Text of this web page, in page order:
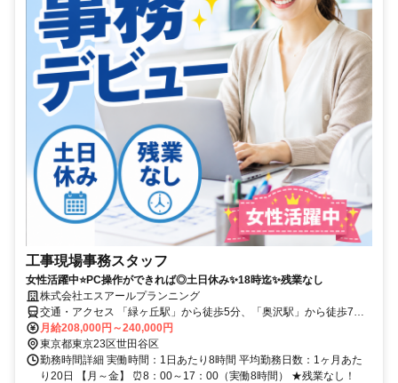
工事現場事務スタッフ
女性活躍中⭐PC操作ができれば◎土日休み✨18時迄✨残業なし
株式会社エスアールプランニング
交通・アクセス 「緑ヶ丘駅」から徒歩5分、「奥沢駅」から徒歩7
分、「自由が丘駅」から徒歩15分
月給208,000円～240,000円
東京都東京23区世田谷区
勤務時間詳細 実働時間：1日あたり8時間 平均勤務日数：1ヶ月あた
り20日 【月～金】 ⏰8：00～17：00（実働8時間） ★残業なし！